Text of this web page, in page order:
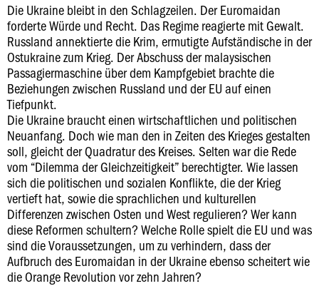
Die Ukraine bleibt in den Schlagzeilen. Der Euromaidan
forderte Würde und Recht. Das Regime reagierte mit Gewalt.
Russland annektierte die Krim, ermutigte Aufständische in der
Ostukraine zum Krieg. Der Abschuss der malaysischen
Passagiermaschine über dem Kampfgebiet brachte die
Beziehungen zwischen Russland und der EU auf einen
Tiefpunkt.
Die Ukraine braucht einen wirtschaftlichen und politischen
Neuanfang. Doch wie man den in Zeiten des Krieges gestalten
soll, gleicht der Quadratur des Kreises. Selten war die Rede
vom “Dilemma der Gleichzeitigkeit” berechtigter. Wie lassen
sich die politischen und sozialen Konflikte, die der Krieg
vertieft hat, sowie die sprachlichen und kulturellen
Differenzen zwischen Osten und West regulieren? Wer kann
diese Reformen schultern? Welche Rolle spielt die EU und was
sind die Voraussetzungen, um zu verhindern, dass der
Aufbruch des Euromaidan in der Ukraine ebenso scheitert wie
die Orange Revolution vor zehn Jahren?